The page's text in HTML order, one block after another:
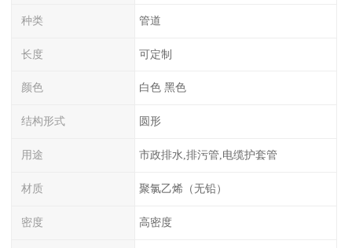
种类 管道
长度 可定制
颜色 白色 黑色
结构形式 圆形
用途 市政排水,排污管,电缆护套管
材质 聚氯乙烯（无铅）
密度 高密度